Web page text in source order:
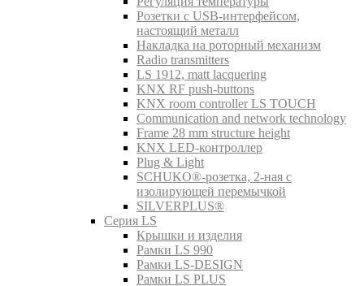
Розетки с USB-интерфейсом,
настоящий металл
Накладка на роторный механизм
Radio transmitters
LS 1912, matt lacquering
KNX RF push-buttons
KNX room controller LS TOUCH
Communication and network technology
Frame 28 mm structure height
KNX LED-контроллер
Plug & Light
SCHUKO®-розетка, 2-ная с
изолирующей перемычкой
SILVERPLUS®
Серия LS
Крышки и изделия
Рамки LS 990
Рамки LS-DESIGN
Рамки LS PLUS